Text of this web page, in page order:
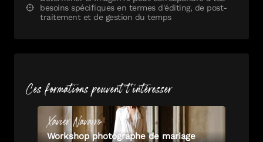
besoins spécifiques en termes d'éditing, de post-
traitement et de gestion du temps
Ces formations peuvent t'intéresser
XavierNavarro
Workshop photographe de mariage